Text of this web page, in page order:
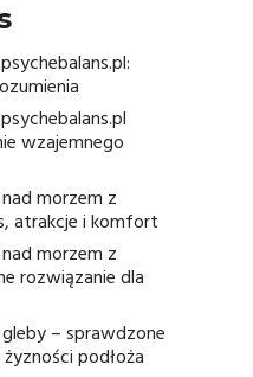
wzajemnego
morzem z
atrakcje i komfort
morzem z
rozwiązanie dla
– sprawdzone
podłoża